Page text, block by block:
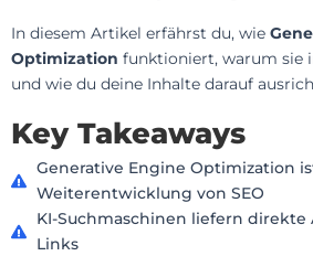
In diesem Artikel erfährst du, wie
Optimization funktioniert, warum sie
und wie du deine Inhalte darauf
Key Takeaways
Generative Engine Optimization
Weiterentwicklung von SEO
KI-Suchmaschinen liefern
Links